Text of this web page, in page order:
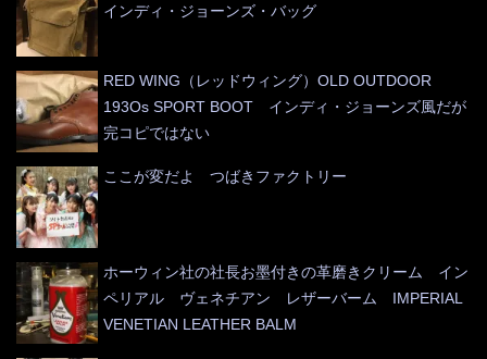
インディ・ジョーンズ・バッグ
RED WING（レッドウィング）OLD OUTDOOR
193Os SPORT BOOT インディ・ジョーンズ風だが
完コピではない
ここが変だよ つばきファクトリー
ホーウィン社の社長お墨付きの革磨きクリーム イン
ペリアル ヴェネチアン レザーバーム IMPERIAL
VENETIAN LEATHER BALM